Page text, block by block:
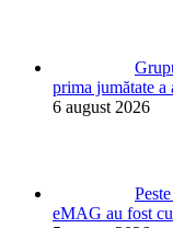
prima jumătate
6 august 2026
eMAG au fost